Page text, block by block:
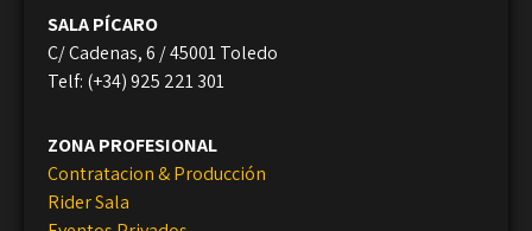
SALA PÍCARO
C/ Cadenas, 6 / 45001 Toledo
Telf: (+34) 925 221 301
ZONA PROFESIONAL
Contratacion & Producción
Rider Sala